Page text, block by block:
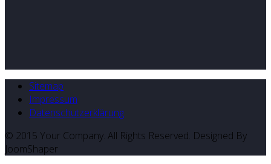
Sitemap
Impressum
Datenschutzerklärung
© 2015 Your Company. All Rights Reserved. Designed By
JoomShaper